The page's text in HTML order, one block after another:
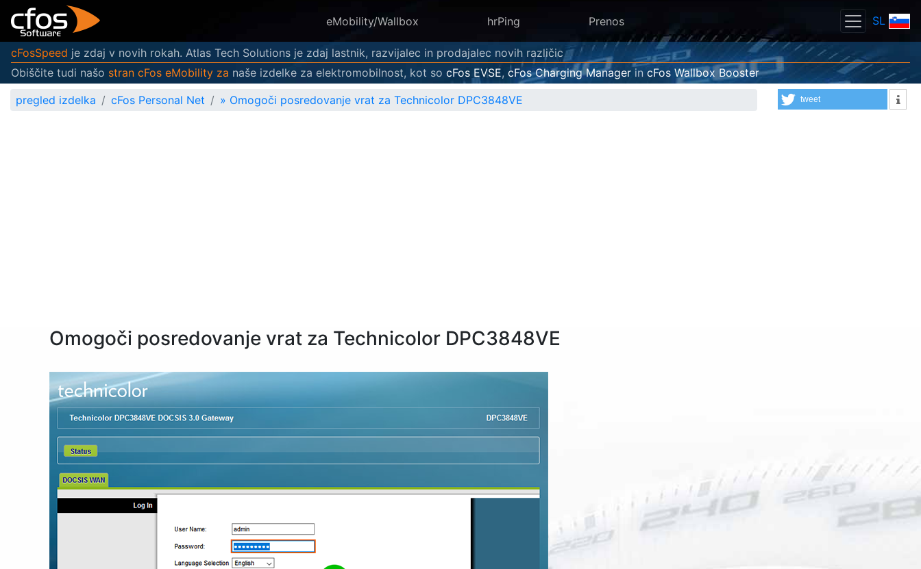
eMobility/Wallbox hrPing Prenos SL
cFosSpeed je zdaj v novih rokah. Atlas Tech Solutions je zdaj lastnik, razvijalec in prodajalec novih različic
Obiščite tudi našo stran cFos eMobility za naše izdelke za elektromobilnost, kot so cFos EVSE, cFos Charging Manager in cFos Wallbox Booster
pregled izdelka
cFos Personal Net » Omogoči posredovanje vrat za Technicolor DPC3848VE tweet
Omogoči posredovanje vrat za Technicolor DPC3848VE